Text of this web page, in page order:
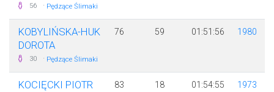
56 · Pędzące Ślimaki
KOBYLIŃSKA-HUK
DOROTA
30 · Pędzące Ślimaki
76 59 01:51:56 1980
KOCIĘCKI PIOTR 83 18 01:54:55 1973